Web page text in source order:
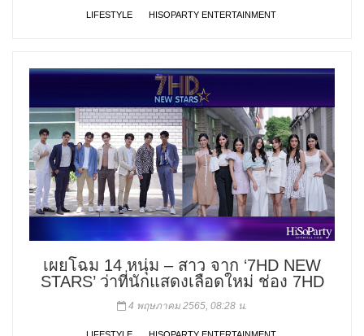
LIFESTYLE HISOPARTY ENTERTAINMENT
เผยโฉม 14 หนุ่ม – สาว จาก ‘7HD NEW
STARS’ ว่าที่นักแสดงเลือดใหม่ ช่อง 7HD
4 พฤษภาคม 2565, 08:28 น.